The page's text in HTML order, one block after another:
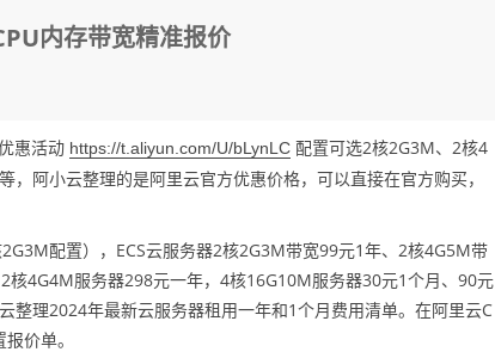
内存带宽精准报价
惠活动 https://t.aliyun.com/U/bLynLC 配置可选2核2G3M、2核4
阿小云整理的是阿里云官方优惠价格，可以直接在官方购买，
配置），ECS云服务器2核2G3M带宽99元1年、2核4G5M带
4G4M服务器298元一年，4核16G10M服务器30元1个月、90元
理2024年最新云服务器租用一年和1个月费用清单。在阿里云C
价单。